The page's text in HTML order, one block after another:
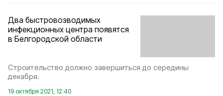
Два быстровозводимых
инфекционных центра появятся
в Белгородской области
Строительство должно завершиться до середины
декабря.
19 октября 2021, 12:40